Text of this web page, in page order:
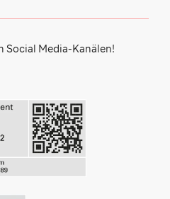
Social Media-Kanälen!